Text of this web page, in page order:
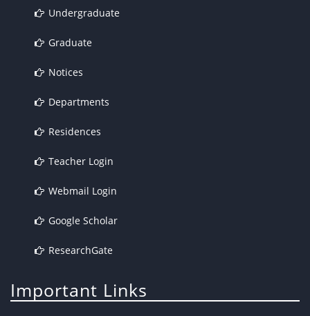
Undergraduate
Graduate
Notices
Departments
Residences
Teacher Login
Webmail Login
Google Scholar
ResearchGate
Important Links